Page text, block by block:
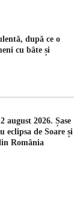
după ce o
cu bâte și
august 2026. Șase
eclipsa de Soare și
România